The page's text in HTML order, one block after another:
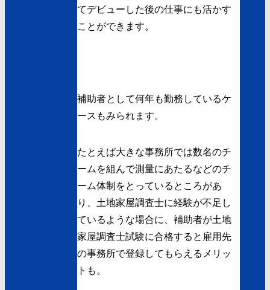
てデビューした後の仕事にも活かす
ことができます。
補助者として何年も勤務しているケ
ースもみられます。
たとえば大きな事務所では数名のチ
ームを組んで測量にあたるなどのチ
ーム体制をとっているところがあ
り、土地家屋調査士に経験が不足し
ているような場合に、補助者が土地
家屋調査士試験に合格すると雇用先
の事務所で登録してもらえるメリッ
トも。